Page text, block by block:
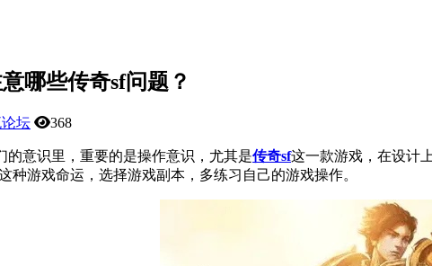
哪些传奇sf问题？
坛 368
的意识里，重要的是操作意识，尤其是传奇sf这一款游戏，在设计
种游戏命运，选择游戏副本，多练习自己的游戏操作。